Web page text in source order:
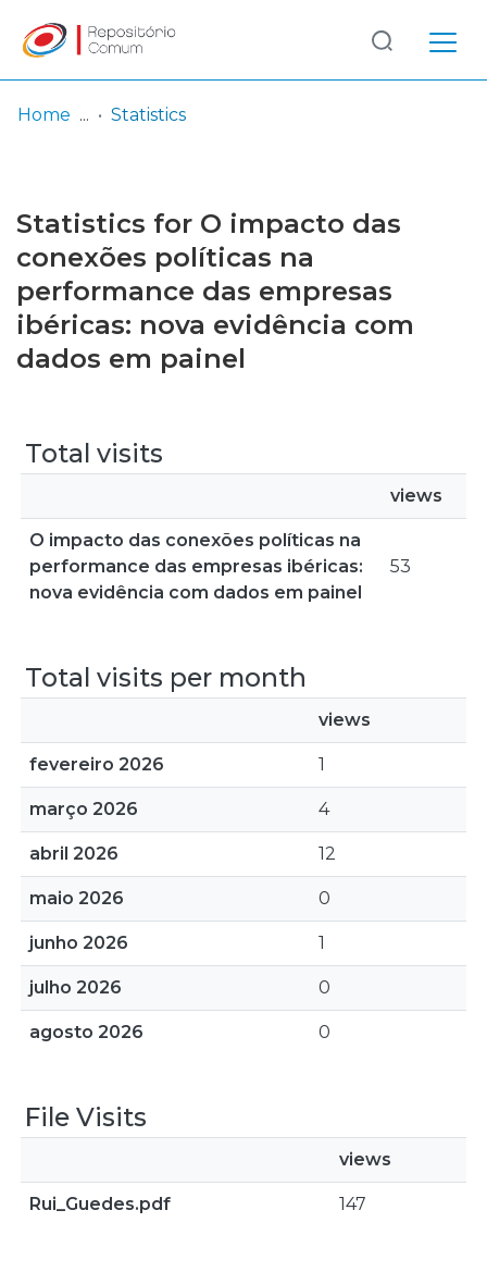
Browse repository
Entities
Log
In
(current)
Home Statistics
Statistics for O impacto das
conexões políticas na
performance das empresas
ibéricas: nova evidência com
dados em painel
Total visits
views
O impacto das conexões políticas na
performance das empresas ibéricas:
nova evidência com dados em painel
53
Total visits per month
views
fevereiro 2026 1
março 2026 4
abril 2026 12
maio 2026 0
junho 2026 1
julho 2026 0
agosto 2026 0
File Visits
views
Rui_Guedes.pdf 147